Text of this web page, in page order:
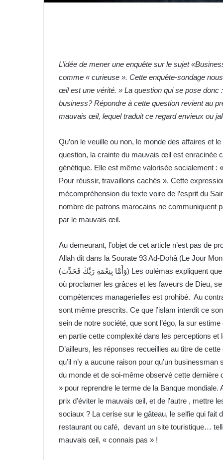
L’idée de mener une enquête sur le sujet
comme « curieuse ». Cette enquête-sondage
œil est une vérité. » La question qui se pose
business? Répondre à cette question revient au
mauvais œil, lequel traduit ce regard envieux ou
Qu’on le veuille ou non, le monde des affaires et
question, la crainte du mauvais œil est enracinée
génétique. Elle est même valorisée socialement
Pour réussir, travaillons cachés ». Cette
mécompréhension du texte voire de l’esprit du
nombre de patrons marocains ne communiquent
par le mauvais œil.
Au demeurant, l’objet de cet article n’est pas de
Allah dit dans la Sourate 93 Ad-Dohâ (Le Jour
(وَأَمَّا بِنِعْمَةِ رَبِّكَ فَحَدِّث) Les oulémas expliquent que le coran ne prône jamais de suivre un mode de vie discret
où proclamer les grâces et les faveurs de Dieu,
compétences managerielles est prohibé. Au
sont même prescrits. Ce que l’islam interdit ce
sein de notre société, que sont l’égo, la sur
en partie cette complexité dans les perceptions
D’ailleurs, les réponses recueillies au titre de
qu’il n’y a aucune raison pour qu’un
du monde et de soi-même observé cette dernière
» pour reprendre le terme de la Banque
prix d’éviter le mauvais œil, et de l’autre , mettre
sociaux ? La cerise sur le gâteau, le selfie qui fait
restaurant ou café, devant un site touristique…
mauvais œil, « connais pas » !